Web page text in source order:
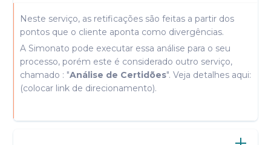
Neste serviço, as retificações são feitas a partir dos
pontos que o cliente aponta como divergências.
A Simonato pode executar essa análise para o seu
processo, porém este é considerado outro serviço,
chamado : "Análise de Certidões". Veja detalhes aqui:
(colocar link de direcionamento).